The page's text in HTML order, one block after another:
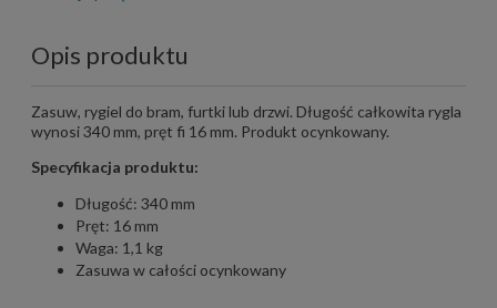
Opis produktu
Zasuw, rygiel do bram, furtki lub drzwi. Długość całkowita rygla
wynosi 340 mm, pręt fi 16 mm. Produkt ocynkowany.
Specyfikacja produktu:
Długość: 340 mm
Pręt: 16 mm
Waga: 1,1 kg
Zasuwa w całości ocynkowany